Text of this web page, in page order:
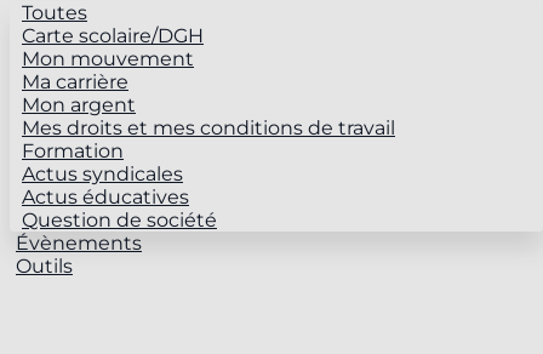
Toutes
Carte scolaire/DGH
Mon mouvement
Ma carrière
Mon argent
Mes droits et mes conditions de travail
Formation
Actus syndicales
Actus éducatives
Question de société
Évènements
Outils